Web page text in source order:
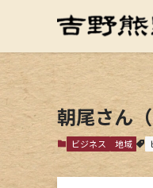
朝尾さん
ビジネス 地域